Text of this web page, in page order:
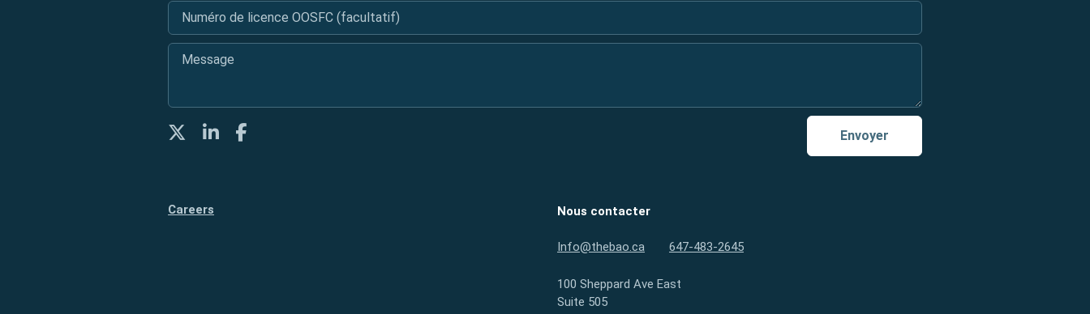
Numéro de licence OOSFC (facultatif)
Message
Envoyer
TwitterLinkedInFacebook
Careers Nous contacter
Info@thebao.ca 647-483-2645
100 Sheppard Ave East
Suite 505